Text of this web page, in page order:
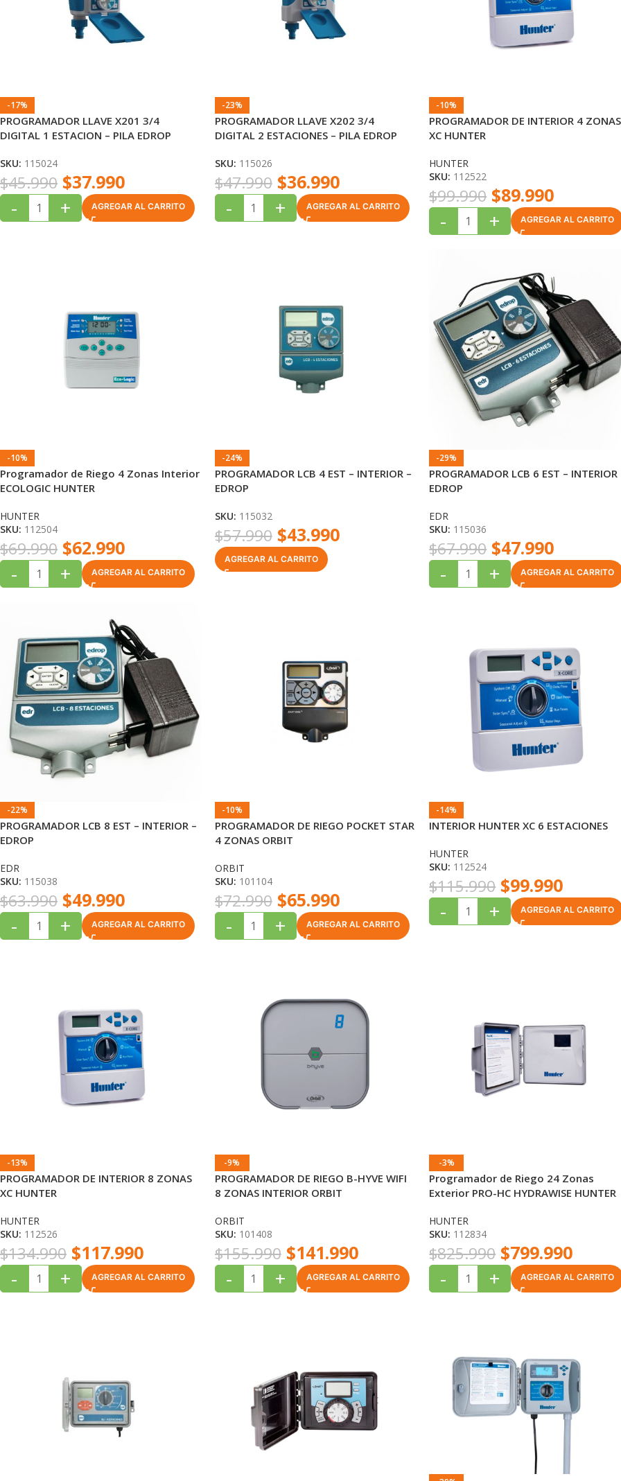
-17%
PROGRAMADOR LLAVE X201 3/4
DIGITAL 1 ESTACION – PILA EDROP
SKU: 115024
$45.990 $37.990
- + AGREGAR AL CARRITO
-23%
PROGRAMADOR LLAVE X202 3/4
DIGITAL 2 ESTACIONES – PILA EDROP
SKU: 115026
$47.990 $36.990
- + AGREGAR AL CARRITO
-10%
PROGRAMADOR DE INTERIOR 4 ZONAS
XC HUNTER
HUNTER
SKU: 112522
$99.990 $89.990
- + AGREGAR AL CARRITO
-10%
Programador de Riego 4 Zonas Interior
ECOLOGIC HUNTER
HUNTER
SKU: 112504
$69.990 $62.990
- + AGREGAR AL CARRITO
-24%
PROGRAMADOR LCB 4 EST – INTERIOR –
EDROP
SKU: 115032
$57.990 $43.990
AGREGAR AL CARRITO
-29%
PROGRAMADOR LCB 6 EST – INTERIOR
EDROP
EDR
SKU: 115036
$67.990 $47.990
- + AGREGAR AL CARRITO
-22%
PROGRAMADOR LCB 8 EST – INTERIOR –
EDROP
EDR
SKU: 115038
$63.990 $49.990
- + AGREGAR AL CARRITO
-10%
PROGRAMADOR DE RIEGO POCKET STAR
4 ZONAS ORBIT
ORBIT
SKU: 101104
$72.990 $65.990
- + AGREGAR AL CARRITO
-14%
INTERIOR HUNTER XC 6 ESTACIONES
HUNTER
SKU: 112524
$115.990 $99.990
- + AGREGAR AL CARRITO
-13%
PROGRAMADOR DE INTERIOR 8 ZONAS
XC HUNTER
HUNTER
SKU: 112526
$134.990 $117.990
- + AGREGAR AL CARRITO
-9%
PROGRAMADOR DE RIEGO B-HYVE WIFI
8 ZONAS INTERIOR ORBIT
ORBIT
SKU: 101408
$155.990 $141.990
- + AGREGAR AL CARRITO
-3%
Programador de Riego 24 Zonas
Exterior PRO-HC HYDRAWISE HUNTER
HUNTER
SKU: 112834
$825.990 $799.990
- + AGREGAR AL CARRITO